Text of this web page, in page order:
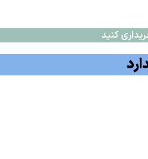
کنید